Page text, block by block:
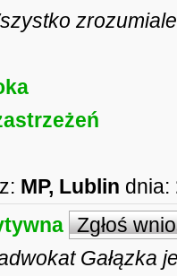
MP, Lublin dnia:
Zgłoś
Gałązka